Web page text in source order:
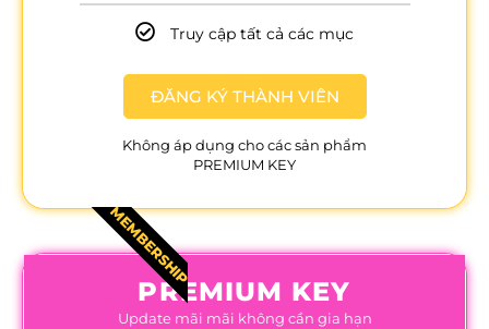
Truy cập tất cả các mục
ĐĂNG KÝ THÀNH VIÊN
Không áp dụng cho các sản phẩm
PREMIUM KEY
MEMBERSHIP
PREMIUM KEY
Update mãi mãi không cần gia hạn